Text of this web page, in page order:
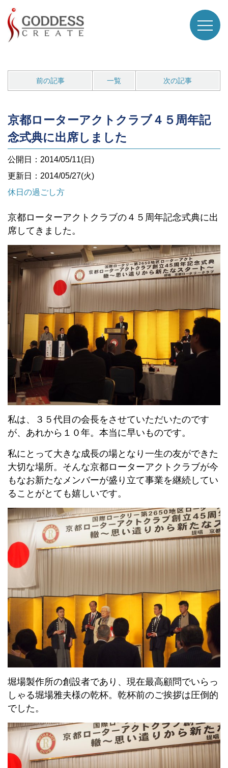
前の記事 一覧 次の記事
京都ローターアクトクラブ４５周年記
念式典に出席しました
公開日：2014/05/11(日)
更新日：2014/05/27(火)
休日の過ごし方
京都ローターアクトクラブの４５周年記念式典に出
席してきました。
私は、３５代目の会長をさせていただいたのです
が、あれから１０年。本当に早いものです。
私にとって大きな成長の場となり一生の友ができた
大切な場所。そんな京都ローターアクトクラブが今
もなお新たなメンバーが盛り立て事業を継続してい
ることがとても嬉しいです。
堀場製作所の創設者であり、現在最高顧問でいらっ
しゃる堀場雅夫様の乾杯。乾杯前のご挨拶は圧倒的
でした。